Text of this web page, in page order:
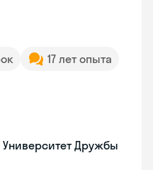
17 лет опыта
Дружбы